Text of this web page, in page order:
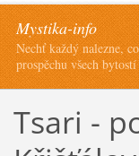
Mystika-info
Nechť každý nalezne,
prospěchu všech
Tsari -